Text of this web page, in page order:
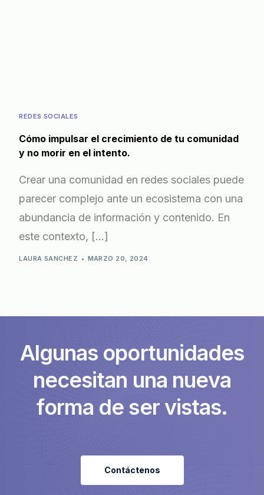
REDES SOCIALES
Cómo impulsar el crecimiento de tu comunidad
y no morir en el intento.
Crear una comunidad en redes sociales puede
parecer complejo ante un ecosistema con una
abundancia de información y contenido. En
este contexto, […]
LAURA SANCHEZ MARZO 20, 2024
Algunas oportunidades
necesitan una nueva
forma de ser vistas.
Contáctenos